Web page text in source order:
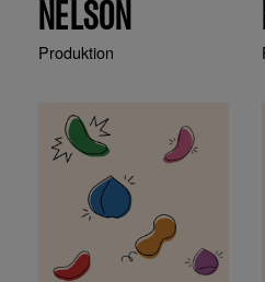
NELSON
Produktion